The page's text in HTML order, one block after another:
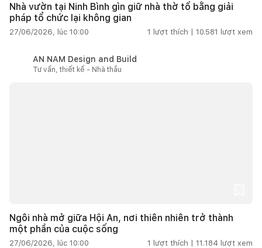
Nhà vườn tại Ninh Bình gìn giữ nhà thờ tổ bằng giải
pháp tổ chức lại không gian
27/06/2026, lúc 10:00 1 lượt thích | 10.581 lượt xem
AN NAM Design and Build
Tư vấn, thiết kế - Nhà thầu
Ngôi nhà mở giữa Hội An, nơi thiên nhiên trở thành
một phần của cuộc sống
27/06/2026, lúc 10:00 1 lượt thích | 11.184 lượt xem